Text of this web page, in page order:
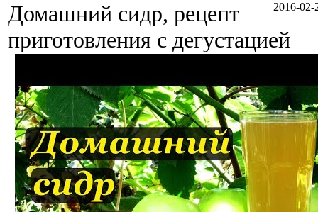
2016-02-
Домашний сидр, рецепт
приготовления с дегустацией